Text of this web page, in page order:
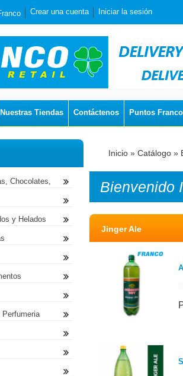
Crear una cuenta Iniciar la sesión
Nuestras Tiendas Contáctenos Puntos Franco
Inicio » Catálogo »
Bienvenido
Jinger Ale
Chocolates,
y Helados
Perfumeria